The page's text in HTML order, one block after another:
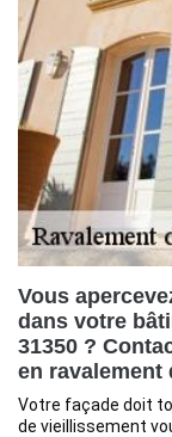
Vous
dans votre
31350 ?
en ravalement
Votre façade doit
de vieillissement